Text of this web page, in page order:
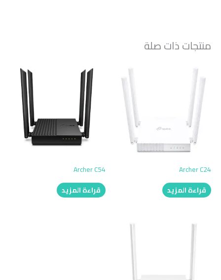
منتجات ذات صلة
Archer C24
قراءة المزيد
Archer C54
قراءة المزيد